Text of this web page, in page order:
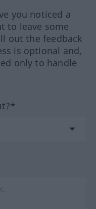
you noticed a
to leave some
out the feedback
is optional and,
only to handle